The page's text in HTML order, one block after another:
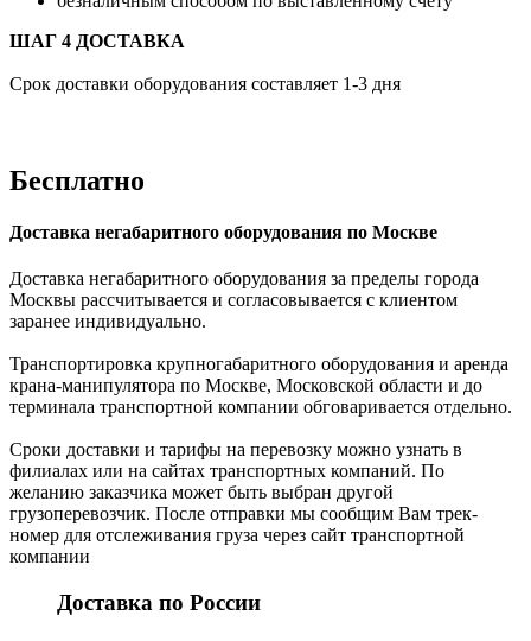
ШАГ 4 ДОСТАВКА
Срок доставки оборудования составляет 1-3 дня
Бесплатно
Доставка негабаритного оборудования по Москве
Доставка негабаритного оборудования за пределы города
Москвы рассчитывается и согласовывается с клиентом
заранее индивидуально.
Транспортировка крупногабаритного оборудования и аренда
крана-манипулятора по Москве, Московской области и до
терминала транспортной компании обговаривается отдельно.
Сроки доставки и тарифы на перевозку можно узнать в
филиалах или на сайтах транспортных компаний. По
желанию заказчика может быть выбран другой
грузоперевозчик. После отправки мы сообщим Вам трек-
номер для отслеживания груза через сайт транспортной
компании
Доставка по России